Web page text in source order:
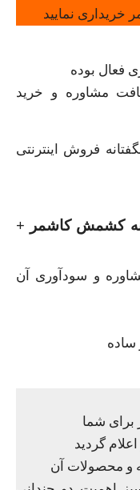
نمایید
مشاوره و خرید
فروش اینترنتی
کشمش کاشمر +
و سودآوری آن
ساده
برای شما
گردید
و محصولات آن